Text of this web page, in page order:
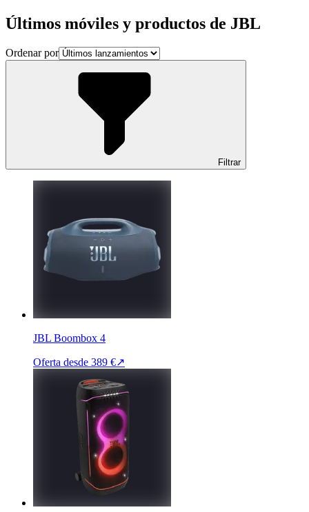
Últimos móviles y productos de JBL
Ordenar por
Filtrar
JBL Boombox 4
Oferta desde 389 €↗